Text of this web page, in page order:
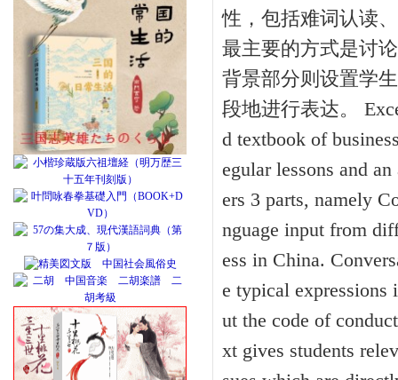
性，包括难词认读
最主要的方式是讨
背景部分则设置学
段地进行表达。
d textbook of
egular lessons and
ers 3 parts, namely
nguage input from
ess in China.
e typical expressions
ut the code of
xt gives students